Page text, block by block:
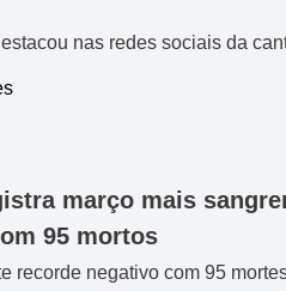
nas redes sociais da
março mais
95 mortos
recorde negativo com 95